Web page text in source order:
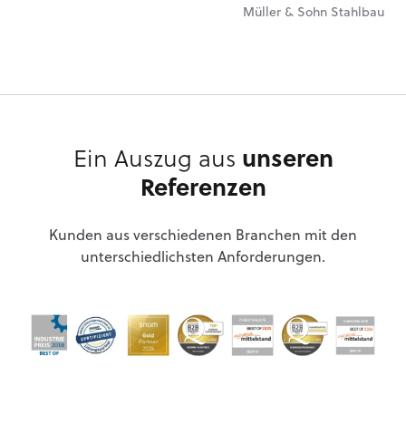
Müller & Sohn Stahlbau
Ein Auszug aus unseren
Referenzen
Kunden aus verschiedenen Branchen mit den
unterschiedlichsten Anforderungen.